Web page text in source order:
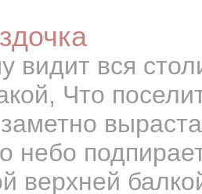
видит вся
Что
небо
верхней